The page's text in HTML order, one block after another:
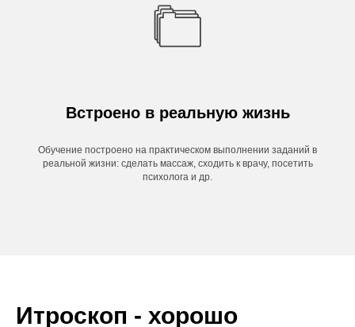
Встроено в реальную жизнь
Обучение построено на практическом выполнении заданий в
реальной жизни: сделать массаж, сходить к врачу, посетить
психолога и др.
Итроскоп - хорошо